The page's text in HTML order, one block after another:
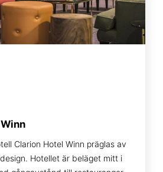
Clarion Hotel Winn präglas av
Hotellet är beläget mitt i